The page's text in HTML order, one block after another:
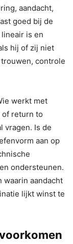
aandacht,
goed bij de
is en
hij of zij niet
controle
werkt met
return to
vragen. Is de
aan op
ondersteunen.
waarin aandacht
lijkt winst te